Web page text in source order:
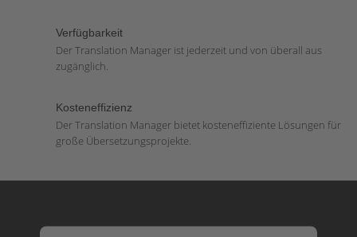
Verfügbarkeit
Der Translation Manager ist jederzeit und von überall aus
zugänglich.
Kosteneffizienz
Der Translation Manager bietet kosteneffiziente Lösungen für
große Übersetzungsprojekte.